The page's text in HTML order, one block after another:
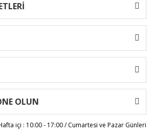
OLUN
içi : 10:00 - 17:00 / Cumartesi ve Pazar Günleri